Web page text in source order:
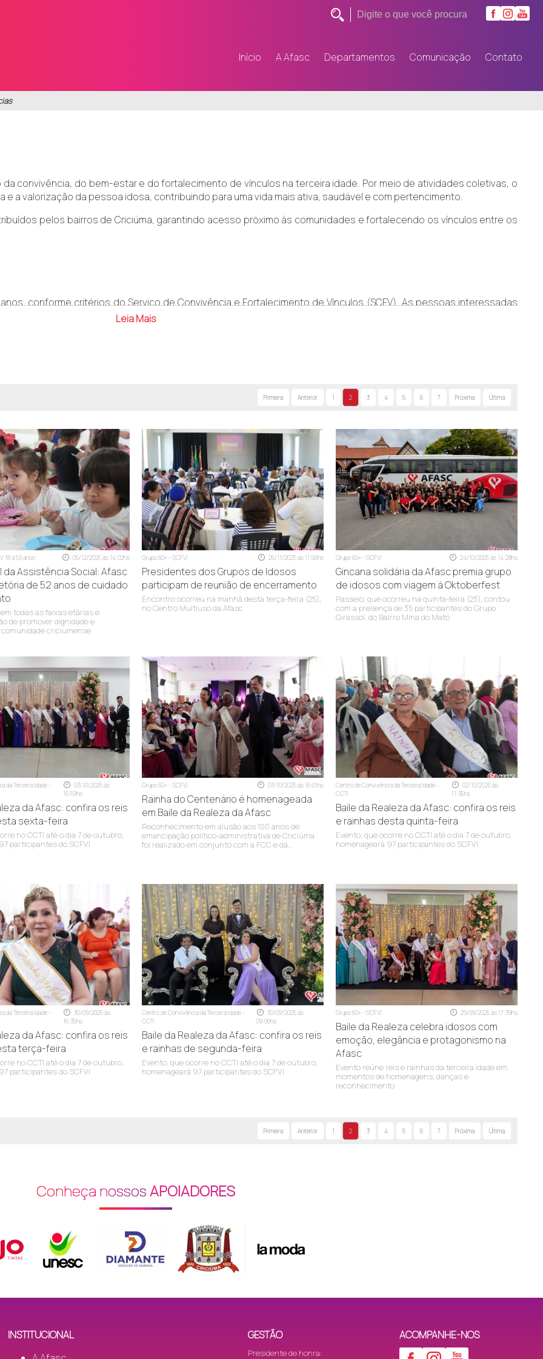
Início A Afasc Departamentos Comunicação Contato
convivência, do bem-estar e do fortalecimento de vínculos na terceira idade. Por meio de atividades coletivas, o
a valorização da pessoa idosa, contribuindo para uma vida mais ativa, saudável e com pertencimento.
pelos bairros de Criciúma, garantindo acesso próximo às comunidades e fortalecendo os vínculos entre os
conforme critérios do Serviço de Convivência e Fortalecimento de Vínculos (SCFV). As pessoas interessadas
dos seguintes documentos: CPF e comprovante de residência.
experiências, reforçando o compromisso da Afasc com o envelhecimento ativo, a dignidade e a qualidade de vida
Leia Mais
Primeira Anterior 1 2 3 4 5 6 7 Próxima Última
18 a 59 anos 05/12/2025 às 14:02hs
da Assistência Social: Afasc
de 52 anos de cuidado
todas as faixas etárias e
de promover dignidade e
criciumense
Grupo 60+ - SCFVI 25/11/2025 às 11:56hs
Presidentes dos Grupos de Idosos
participam de reunião de encerramento
Encontro ocorreu na manhã desta terça-feira (25),
no Centro Multiuso da Afasc
Grupo 60+ - SCFVI 24/10/2025 às 14:28hs
Gincana solidária da Afasc premia grupo
de idosos com viagem à Oktoberfest
Passeio, que ocorreu na quinta-feira (23), contou
com a presença de 35 participantes do Grupo
Girassol, do Bairro Mina do Mato
da Terceira Idade -
03/10/2025 às
16:59hs
da Afasc: confira os reis
sexta-feira
no CCTI até o dia 7 de outubro,
participantes do SCFVI
Grupo 60+ - SCFVI 03/10/2025 às 16:01hs
Rainha do Centenário é homenageada
em Baile da Realeza da Afasc
Reconhecimento em alusão aos 100 anos de
emancipação político-administrativa de Criciúma
foi realizado em conjunto com a FCC e da
Centro de Convivência da Terceira Idade -
CCTI
02/10/2025 às
11:35hs
Baile da Realeza da Afasc: confira os reis
e rainhas desta quinta-feira
Evento, que ocorre no CCTI até o dia 7 de outubro,
homenageará 97 participantes do SCFVI
da Terceira Idade -
30/09/2025 às
16:35hs
da Afasc: confira os reis
terça-feira
no CCTI até o dia 7 de outubro,
participantes do SCFVI
Centro de Convivência da Terceira Idade -
CCTI
30/09/2025 às
09:06hs
Baile da Realeza da Afasc: confira os reis
e rainhas de segunda-feira
Evento, que ocorre no CCTI até o dia 7 de outubro,
homenageará 97 participantes do SCFVI
Grupo 60+ - SCFVI 29/09/2025 às 17:39hs
Baile da Realeza celebra idosos com
emoção, elegância e protagonismo na
Afasc
Evento reúne reis e rainhas da terceira idade em
momentos de homenagens, danças e
reconhecimento
Primeira Anterior 1 2 3 4 5 6 7 Próxima Última
Conheça nossosAPOIADORES
INSTITUCIONAL
GESTÃO
Presidente de honra:
ACOMPANHE-NOS